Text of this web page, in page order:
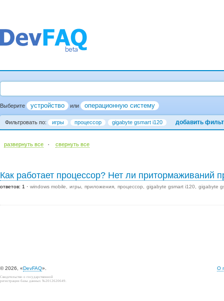
Выберите устройство или операционную систему
Фильтровать по: игры процессор gigabyte gsmart i120 добавить
развернуть все · cвернуть все
Как работает процессор? Нет ли притормаживаний
ответов: 1 windows mobile игры приложения процессор gigabyte gsmart i120 gigabyte
© 2026, «DevFAQ». О
Свидетельство о государственной
регистрации базы данных №2012620649.